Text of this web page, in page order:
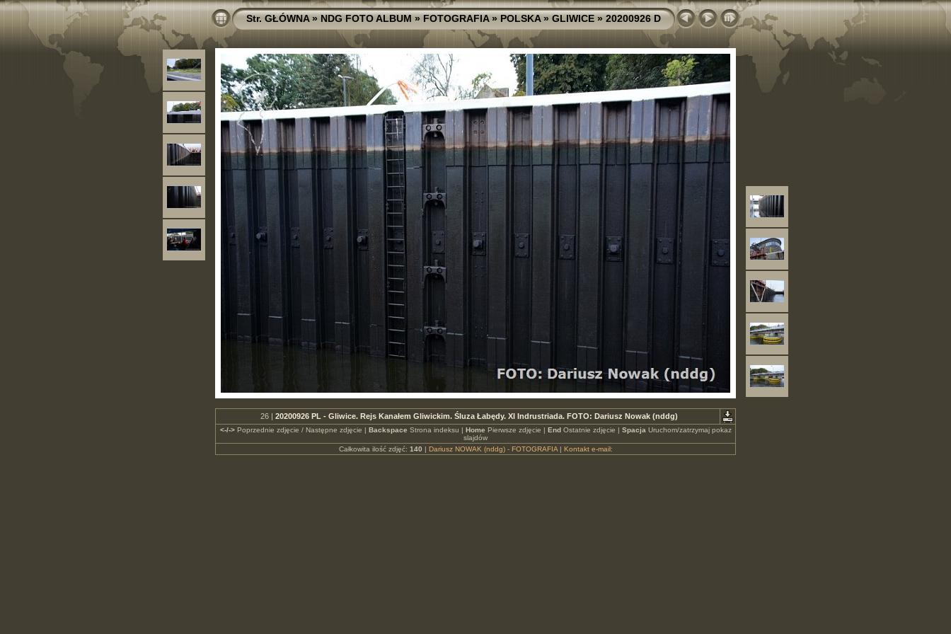
Str. GŁÓWNA»NDG FOTO ALBUM»FOTOGRAFIA»POLSKA»GLIWICE»20200926 D
26 | 20200926 PL - Gliwice. Rejs Kanałem Gliwickim. Śluza Łabędy. XI Indrustriada. FOTO: Dariusz Nowak (nddg)
<-/->Poprzednie zdjęcie / Następne zdjęcie | Backspace Strona indeksu | Home Pierwsze zdjęcie | EndOstatnie zdjęcie | Spacja Uruchom/zatrzymaj pokaz
slajdów
Całkowita ilość zdjęć: 140 | Dariusz NOWAK (nddg) - FOTOGRAFIA| Kontakt e-mail: